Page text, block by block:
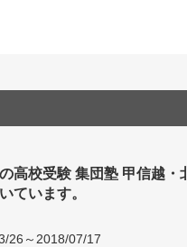
高校受験 集団塾 甲信越
ています。
26～2018/07/17